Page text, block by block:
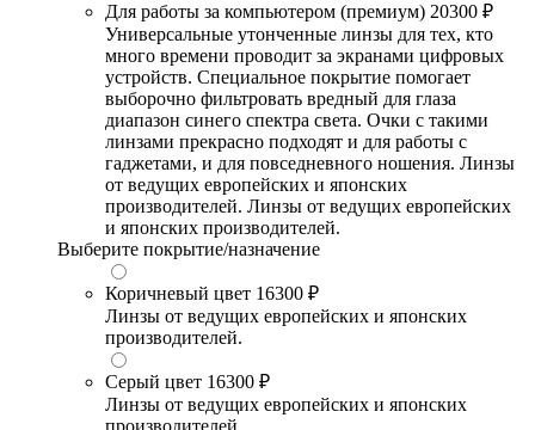
Для работы за компьютером (премиум) 20300 ₽
Универсальные утонченные линзы для тех, кто
много времени проводит за экранами цифровых
устройств. Специальное покрытие помогает
выборочно фильтровать вредный для глаза
диапазон синего спектра света. Очки с такими
линзами прекрасно подходят и для работы с
гаджетами, и для повседневного ношения. Линзы
от ведущих европейских и японских
производителей. Линзы от ведущих европейских
и японских производителей.
Выберите покрытие/назначение
Коричневый цвет 16300 ₽
Линзы от ведущих европейских и японских
производителей.
Серый цвет 16300 ₽
Линзы от ведущих европейских и японских